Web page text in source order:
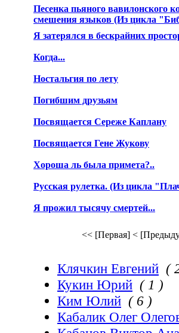
Песенка пьяного вавилонского
смешения языков (Из цикла
Я затерялся в бескрайних
Когда...
Ностальгия по лету
Погибшим друзьям
Посвящается Сереже Каплану
Посвящается Гене Жукову
Хороша ль была примета?..
Русская рулетка. (Из цикла
Я прожил тысячу смертей...
<< [Первая] <
Клячкин Евгений (
Кукин Юрий ( 1 )
Ким Юлий ( 6 )
Кабалик Олег